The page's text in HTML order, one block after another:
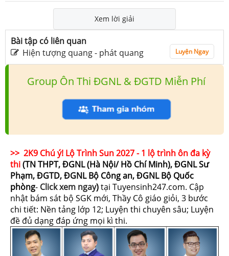
Xem lời giải
Bài tập có liên quan
Hiện tượng quang - phát quang
Luyện Ngay
Group Ôn Thi ĐGNL & ĐGTD Miễn Phí
>> 2K9 Chú ý! Lộ Trình Sun 2027 - 1 lộ trình ôn đa kỳ
thi(TN THPT, ĐGNL (Hà Nội/ Hồ Chí Minh), ĐGNL Sư
Phạm, ĐGTD, ĐGNL Bộ Công an, ĐGNL Bộ Quốc
phòng- Click xem ngay)tại Tuyensinh247.com. Cập
nhật bám sát bộ SGK mới, Thầy Cô giáo giỏi, 3 bước
chi tiết: Nền tảng lớp 12; Luyện thi chuyên sâu; Luyện
đề đủ dạng đáp ứng mọi kì thi.